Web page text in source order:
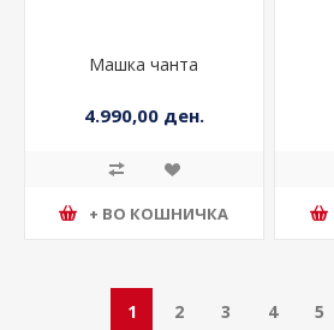
Машка чанта
4.990,00 ден.
+ ВО КОШНИЧКА
1 2 3 4 5